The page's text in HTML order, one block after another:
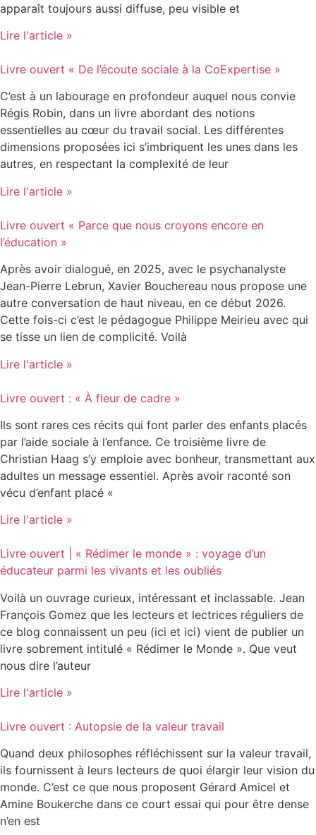
apparaît toujours aussi diffuse, peu visible et
Lire l'article »
Livre ouvert « De l’écoute sociale à la CoExpertise »
C’est à un labourage en profondeur auquel nous convie
Régis Robin, dans un livre abordant des notions
essentielles au cœur du travail social. Les différentes
dimensions proposées ici s’imbriquent les unes dans les
autres, en respectant la complexité de leur
Lire l'article »
Livre ouvert « Parce que nous croyons encore en
l’éducation »
Après avoir dialogué, en 2025, avec le psychanalyste
Jean-Pierre Lebrun, Xavier Bouchereau nous propose une
autre conversation de haut niveau, en ce début 2026.
Cette fois-ci c’est le pédagogue Philippe Meirieu avec qui
se tisse un lien de complicité. Voilà
Lire l'article »
Livre ouvert : « À fleur de cadre »
Ils sont rares ces récits qui font parler des enfants placés
par l’aide sociale à l’enfance. Ce troisième livre de
Christian Haag s’y emploie avec bonheur, transmettant aux
adultes un message essentiel. Après avoir raconté son
vécu d’enfant placé «
Lire l'article »
Livre ouvert | « Rédimer le monde » : voyage d’un
éducateur parmi les vivants et les oubliés
Voilà un ouvrage curieux, intéressant et inclassable. Jean
François Gomez que les lecteurs et lectrices réguliers de
ce blog connaissent un peu (ici et ici) vient de publier un
livre sobrement intitulé « Rédimer le Monde ». Que veut
nous dire l’auteur
Lire l'article »
Livre ouvert : Autopsie de la valeur travail
Quand deux philosophes réfléchissent sur la valeur travail,
ils fournissent à leurs lecteurs de quoi élargir leur vision du
monde. C’est ce que nous proposent Gérard Amicel et
Amine Boukerche dans ce court essai qui pour être dense
n’en est